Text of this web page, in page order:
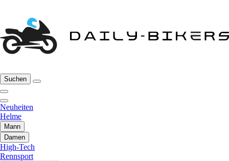
Suchen
Neuheiten
Helme
Mann
Damen
High-Tech
Rennsport